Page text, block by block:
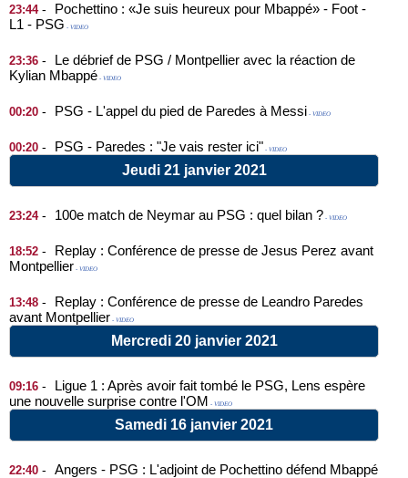
23:44-
Pochettino : «Je suis heureux pour Mbappé» - Foot -
L1 - PSG - VIDEO
23:36 -
Le débrief de PSG / Montpellier avec la réaction de
Kylian Mbappé - VIDEO
00:20 - PSG - L'appel du pied de Paredes à Messi - VIDEO
00:20 - PSG - Paredes : "Je vais rester ici" - VIDEO
Jeudi 21 janvier 2021
23:24- 100e match de Neymar au PSG : quel bilan ? - VIDEO
18:52 -
Replay : Conférence de presse de Jesus Perez avant
Montpellier - VIDEO
13:48 -
Replay : Conférence de presse de Leandro Paredes
avant Montpellier - VIDEO
Mercredi 20 janvier 2021
09:16 -
Ligue 1 : Après avoir fait tombé le PSG, Lens espère
une nouvelle surprise contre l'OM - VIDEO
Samedi 16 janvier 2021
22:40 - Angers - PSG : L'adjoint de Pochettino défend Mbappé